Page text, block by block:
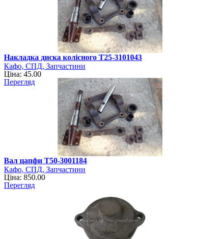
Накладка диска колісного Т25-3101043
Кафо, СПД, Запчастини
Ціна: 45.00
Перегляд
Вал цапфи Т50-3001184
Кафо, СПД, Запчастини
Ціна: 850.00
Перегляд